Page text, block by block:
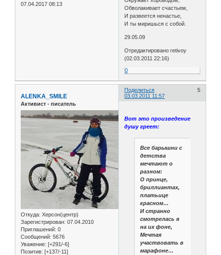
07.04.2017 08:13
Обволакивает счастьем,
И развеется ненастье,
И ты миришься с собой.
29.05.09
Отредактировано retivoy
(02.03.2011 22:16)
0
Поделиться
5
03.03.2011 11:57
ALENKA_SMILE
Активист - писатель
Откуда: Херсон(центр)
Зарегистрирован: 07.04.2010
Приглашений: 0
Сообщений: 5676
Уважение: [+291/-6]
Позитив: [+137/-11]
Вот это произведение
душу греет:
Все барышни с
детства
мечтают о
разном:
О принце,
бриллиантах,
платьице
красном…
И странно
смотрелась я
на их фоне,
Мечтая
участвовать в
марафоне…